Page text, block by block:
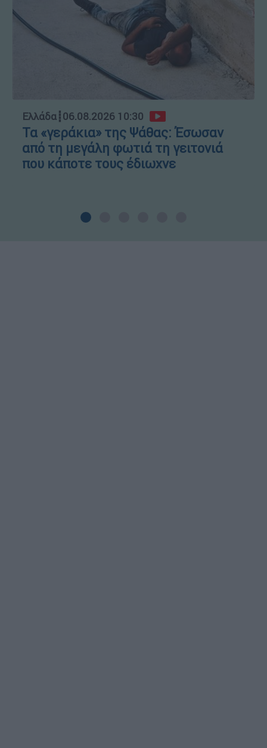
Ελλάδα┋06.08.2026 10:30
Τα «γεράκια» της Ψάθας: Έσωσαν
από τη μεγάλη φωτιά τη γειτονιά
που κάποτε τους έδιωχνε